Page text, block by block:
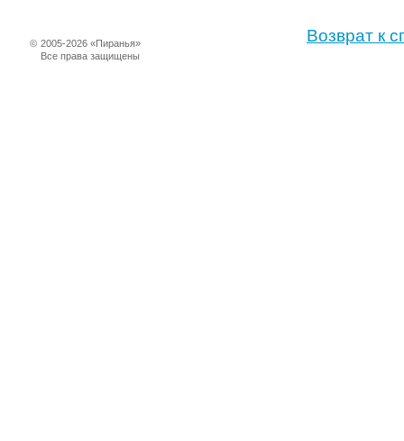
Возврат к
© 2005-2026 «Пиранья»
Все права защищены